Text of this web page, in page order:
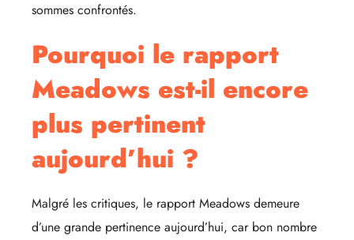
sommes confrontés.
Pourquoi le rapport
Meadows est-il encore
plus pertinent
aujourd’hui ?
Malgré les critiques, le rapport Meadows demeure
d’une grande pertinence aujourd’hui, car bon nombre